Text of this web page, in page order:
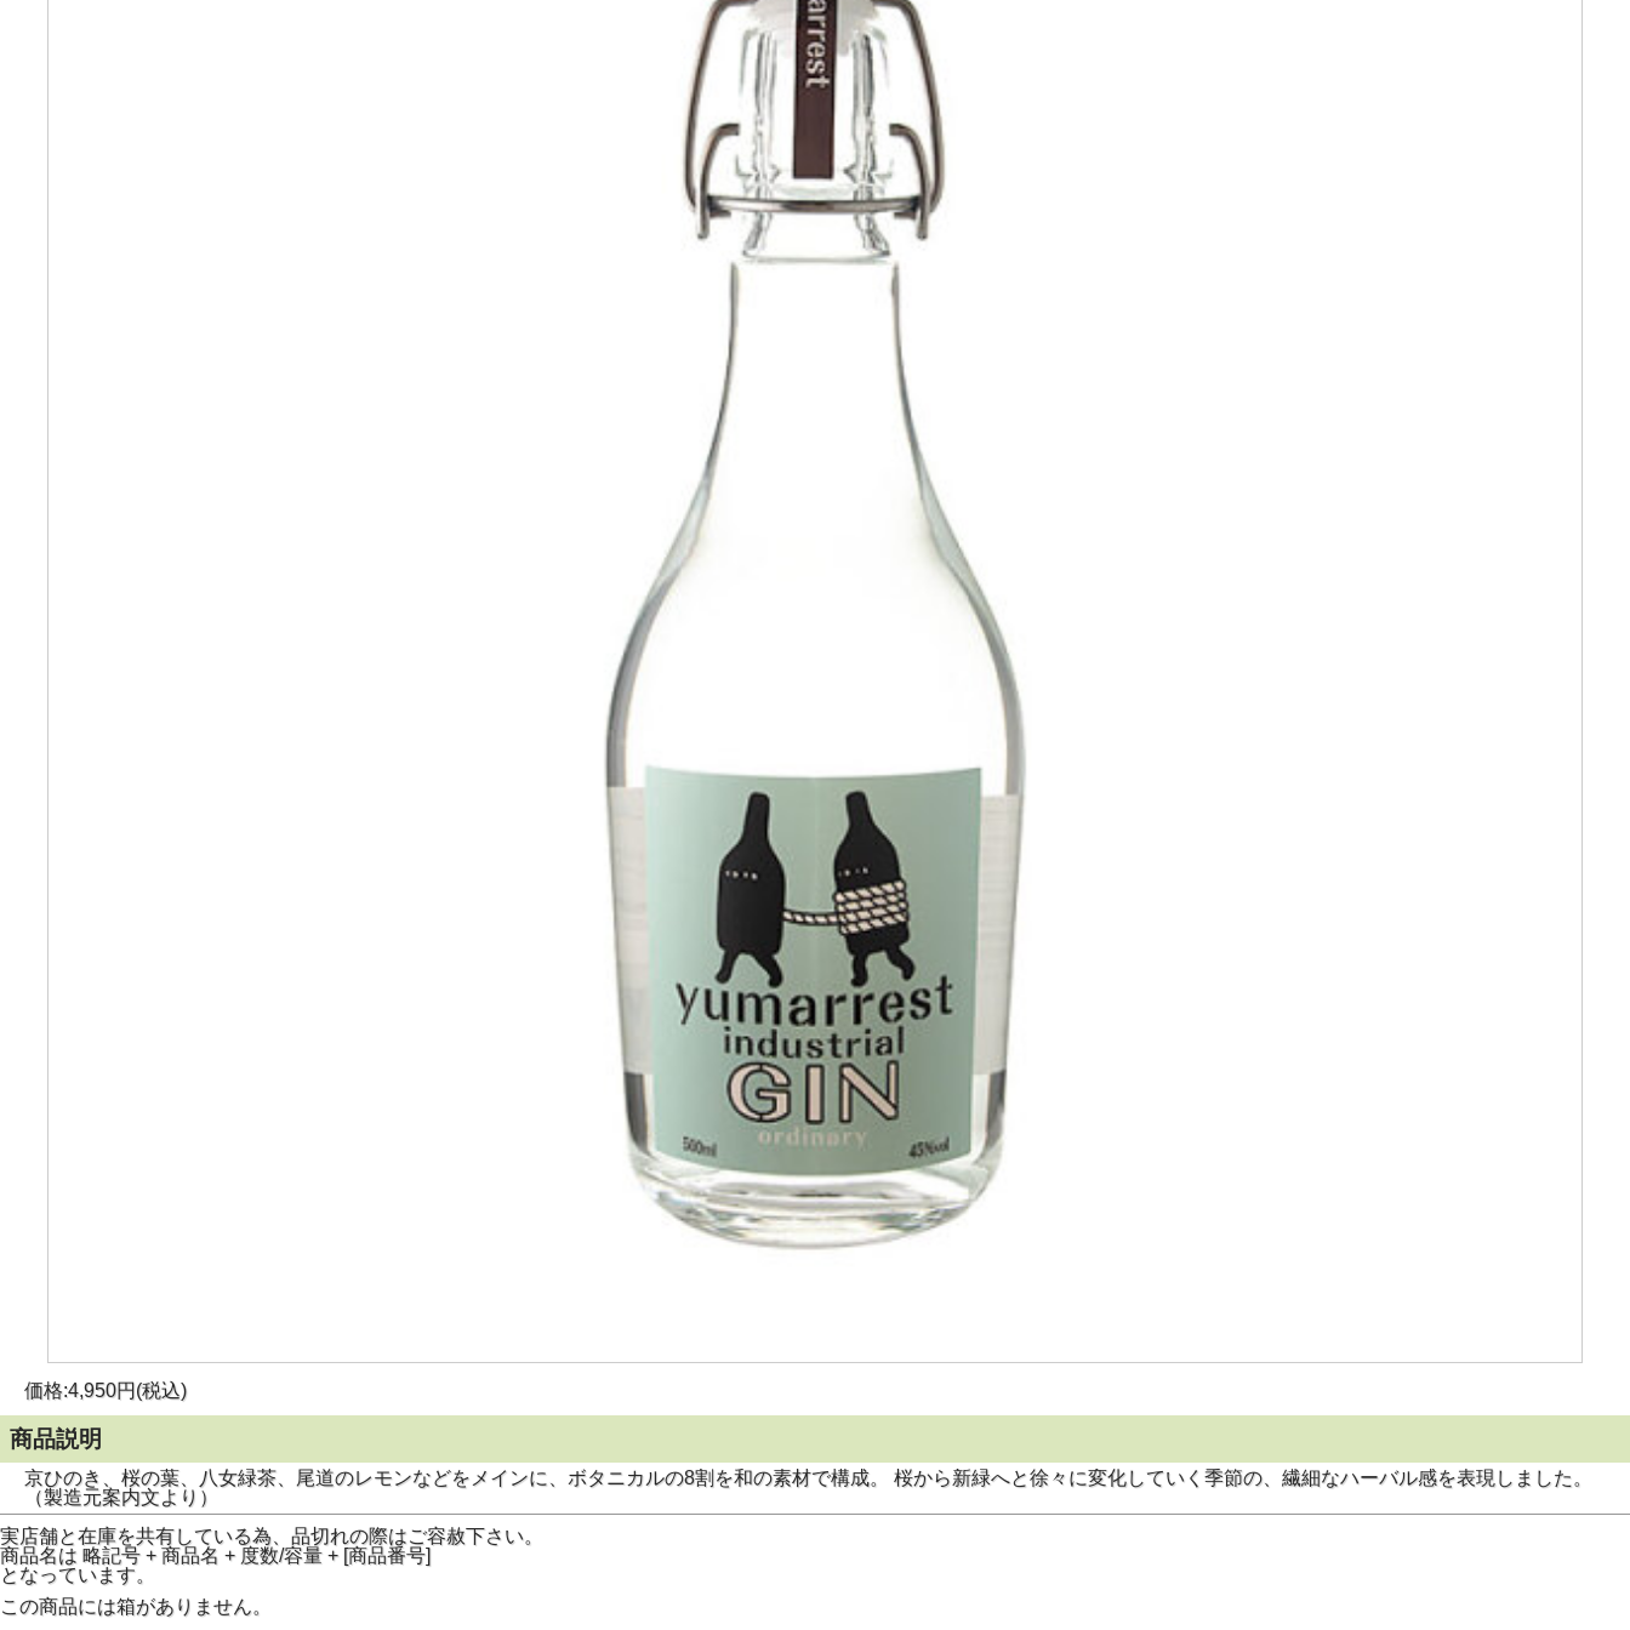
価格:4,950円(税込)
商品説明
京ひのき、桜の葉、八女緑茶、尾道のレモンなどをメインに、ボタニカルの8割を和の素材で構成。 桜から新緑へと徐々に変化していく季節の、繊細なハーバル感を表現しました。
（製造元案内文より）
実店舗と在庫を共有している為、品切れの際はご容赦下さい。
商品名は 略記号 + 商品名 + 度数/容量 + [商品番号]
となっています。
この商品には箱がありません。